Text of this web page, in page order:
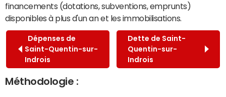
financements (dotations, subventions, emprunts)
disponibles à plus d'un an et les immobilisations.
Dépenses de
Saint-Quentin-sur-
Indrois
Dette de Saint-
Quentin-sur-
Indrois
Méthodologie :